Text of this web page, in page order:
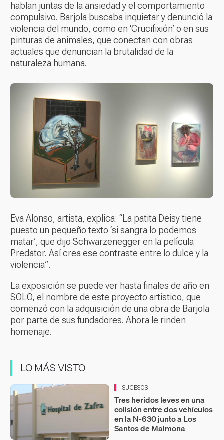
hablan juntas de la ansiedad y el comportamiento
compulsivo. Barjola buscaba inquietar y denunció la
violencia del mundo, como en ‘Crucifixión’ o en sus
pinturas de animales, que conectan con obras
actuales que denuncian la brutalidad de la
naturaleza humana.
Eva Alonso, artista, explica: “La patita Deisy tiene
puesto un pequeño texto ‘si sangra lo podemos
matar’, que dijo Schwarzenegger en la película
Predator. Así crea ese contraste entre lo dulce y la
violencia”.
La exposición se puede ver hasta finales de año en
SOLO, el nombre de este proyecto artístico, que
comenzó con la adquisición de una obra de Barjola
por parte de sus fundadores. Ahora le rinden
homenaje.
LO MÁS VISTO
SUCESOS
Tres heridos leves en una
colisión entre dos vehículos
en la N-630 junto a Los
Santos de Maimona